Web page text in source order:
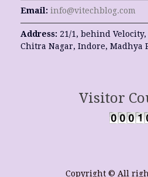
Email: info@vitechblog.com
Address: 21/1, behind
Chitra Nagar, Indore, Madhya
Visitor
Copyright © All